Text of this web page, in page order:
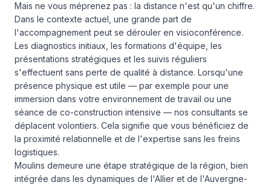
Mais ne vous méprenez pas : la distance n'est qu'un chiffre.
Dans le contexte actuel, une grande part de
l'accompagnement peut se dérouler en visioconférence.
Les diagnostics initiaux, les formations d'équipe, les
présentations stratégiques et les suivis réguliers
s'effectuent sans perte de qualité à distance. Lorsqu'une
présence physique est utile — par exemple pour une
immersion dans votre environnement de travail ou une
séance de co-construction intensive — nos consultants se
déplacent volontiers. Cela signifie que vous bénéficiez de
la proximité relationnelle et de l'expertise sans les freins
logistiques.
Moulins demeure une étape stratégique de la région, bien
intégrée dans les dynamiques de l'Allier et de l'Auvergne-